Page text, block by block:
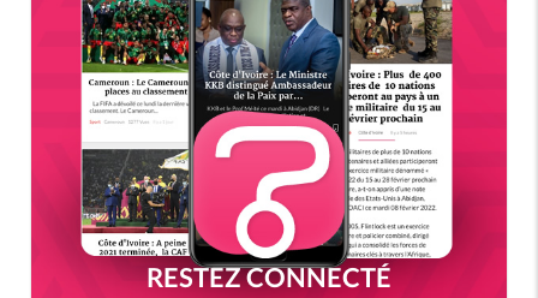
RESTEZ CONNECTÉ